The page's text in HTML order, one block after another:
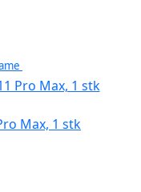
Max, 1 stk